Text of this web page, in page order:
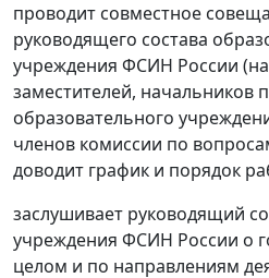
проводит совместное
руководящего состава
учреждения ФСИН России
заместителей, начальников
образовательного
членов комиссии по
доводит график и порядок
заслушивает руководящий
учреждения ФСИН России о
целом и по направлениям